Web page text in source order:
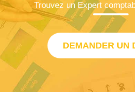
Trouvez un Expert
DEMANDER UN